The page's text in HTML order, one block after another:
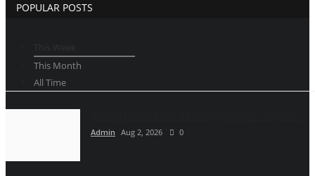
POPULAR POSTS
This Month
All Time
Admin Aug 2, 2026 0